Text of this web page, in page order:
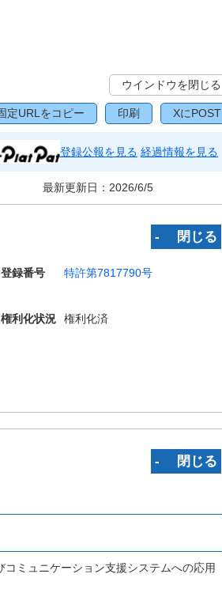
ウインドウを閉じる
定URLをコピー 印刷 XにPOST
登録公報を見る 経過情報を見る
最新更新日： 2026/6/5
‐ 閉じる
登録番号
特許第7817790号
権利化状況
権利化済
‐ 閉じる
ミュニケーション支援システムへの応用